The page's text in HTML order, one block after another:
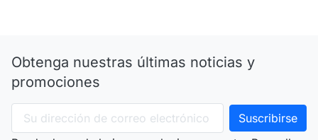
Obtenga nuestras últimas noticias y
promociones